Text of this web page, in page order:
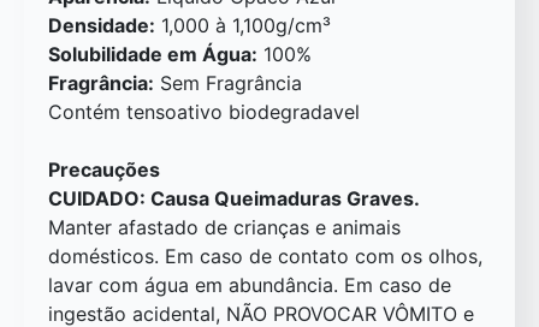
Densidade: 1,000 à 1,100g/cm³
Solubilidade em Água: 100%
Fragrância: Sem Fragrância
Contém tensoativo biodegradavel
Precauções
CUIDADO: Causa Queimaduras Graves.
Manter afastado de crianças e animais
domésticos. Em caso de contato com os olhos,
lavar com água em abundância. Em caso de
ingestão acidental, NÃO PROVOCAR VÔMITO e